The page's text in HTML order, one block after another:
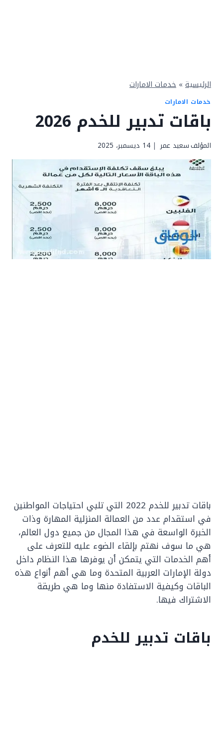
الرئيسية » خدمات الامارات
خدمات الامارات
باقات تدبير للخدم 2026
المؤلفسعيد عمر 14 ديسمبر، 2025
باقات تدبير للخدم 2022 التي تلبي احتياجات المواطنين
في استقدام عدد من العمالة المنزلية المهارة وذات
الخبرة الواسعة في هذا المجال من جميع دول العالم،
هي ما سوف نهتم بإلقاء الضوء عليه للتعرف على
أهم الخدمات التي يتمكن أن يوفرها هذا النظام داخل
دولة الإمارات العربية المتحدة وما هي أهم أنواع هذه
الباقات وكيفية الاستفادة منها وما هي طريقة
الاشتراك فيها.
باقات تدبير للخدم